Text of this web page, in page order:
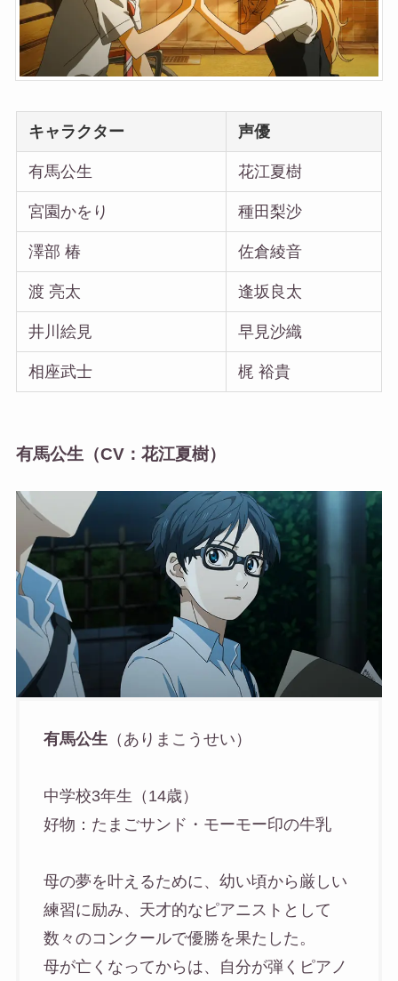
キャラクター 声優
有馬公生 花江夏樹
宮園かをり 種田梨沙
澤部 椿 佐倉綾音
渡 亮太 逢坂良太
井川絵見 早見沙織
相座武士 梶 裕貴
有馬公生（CV：花江夏樹）
有馬公生 （ありまこうせい）
中学校3年生（14歳）
好物：たまごサンド・モーモー印の牛乳
母の夢を叶えるために、幼い頃から厳しい
練習に励み、天才的なピアニストとして
数々のコンクールで優勝を果たした。
母が亡くなってからは、自分が弾くピアノ